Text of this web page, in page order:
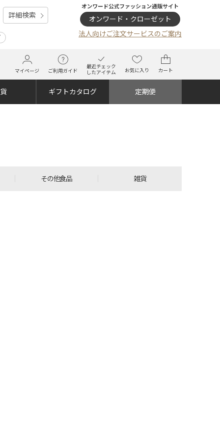
詳細検索
オンワード公式ファッション通販サイト
オンワード・クローゼット
法人向けご注文サービスのご案内
マイページ ご利用ガイド
最近チェック
したアイテム
お気に入り カート
ギフトカタログ 定期便
その他食品 雑貨